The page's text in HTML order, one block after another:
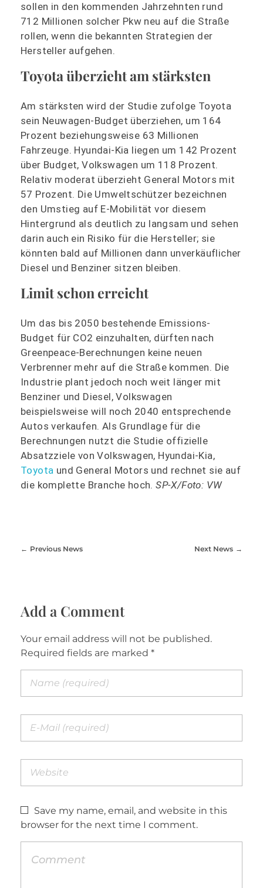
sollen in den kommenden Jahrzehnten rund
712 Millionen solcher Pkw neu auf die Straße
rollen, wenn die bekannten Strategien der
Hersteller aufgehen.
Toyota überzieht am stärksten
Am stärksten wird der Studie zufolge Toyota
sein Neuwagen-Budget überziehen, um 164
Prozent beziehungsweise 63 Millionen
Fahrzeuge. Hyundai-Kia liegen um 142 Prozent
über Budget, Volkswagen um 118 Prozent.
Relativ moderat überzieht General Motors mit
57 Prozent. Die Umweltschützer bezeichnen
den Umstieg auf E-Mobilität vor diesem
Hintergrund als deutlich zu langsam und sehen
darin auch ein Risiko für die Hersteller; sie
könnten bald auf Millionen dann unverkäuflicher
Diesel und Benziner sitzen bleiben.
Limit schon erreicht
Um das bis 2050 bestehende Emissions-
Budget für CO2 einzuhalten, dürften nach
Greenpeace-Berechnungen keine neuen
Verbrenner mehr auf die Straße kommen. Die
Industrie plant jedoch noch weit länger mit
Benziner und Diesel, Volkswagen
beispielsweise will noch 2040 entsprechende
Autos verkaufen. Als Grundlage für die
Berechnungen nutzt die Studie offizielle
Absatzziele von Volkswagen, Hyundai-Kia,
Toyota und General Motors und rechnet sie auf
die komplette Branche hoch.SP-X/Foto: VW
Previous News Next News
Add a Comment
Your email address will not be published.
Required fields are marked *
Save my name, email, and website in this
browser for the next time I comment.